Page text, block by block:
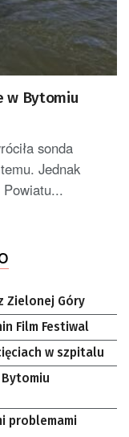
w Bytomiu
sonda
Jednak
Powiatu...
Zielonej Góry
Film Festiwal
w szpitalu
problemami